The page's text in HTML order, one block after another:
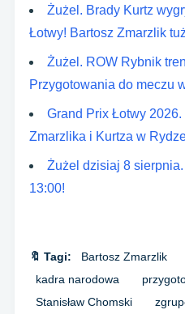
Żużel. Brady Kurtz
Łotwy! Bartosz Zmarzlik
Żużel. ROW Rybnik
Przygotowania do meczu
Grand Prix Łotwy
Zmarzlika i Kurtza w
Żużel dzisiaj 8
13:00!
🔖 Tagi: Bartosz Zmarzlik
kadra narodowa
Stanisław Chomski